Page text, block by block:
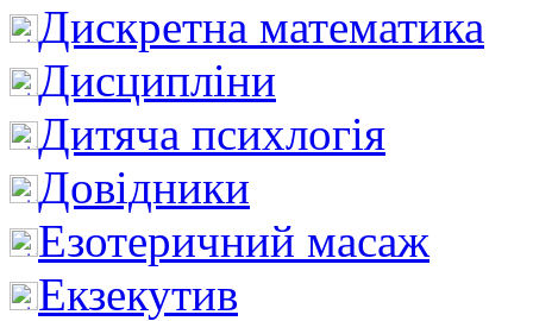
Дискретна математика
Дисципліни
Дитяча психлогія
Довідники
Езотеричний масаж
Екзекутив